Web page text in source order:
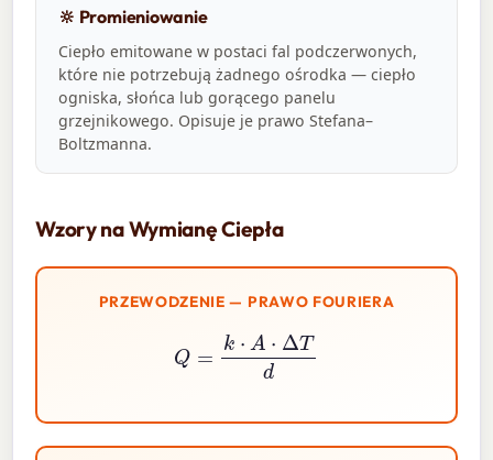
🔆 Promieniowanie
Ciepło emitowane w postaci fal podczerwonych,
które nie potrzebują żadnego ośrodka — ciepło
ogniska, słońca lub gorącego panelu
grzejnikowego. Opisuje je prawo Stefana–
Boltzmanna.
Wzory na Wymianę Ciepła
PRZEWODZENIE — PRAWO FOURIERA
k ⋅Δ d